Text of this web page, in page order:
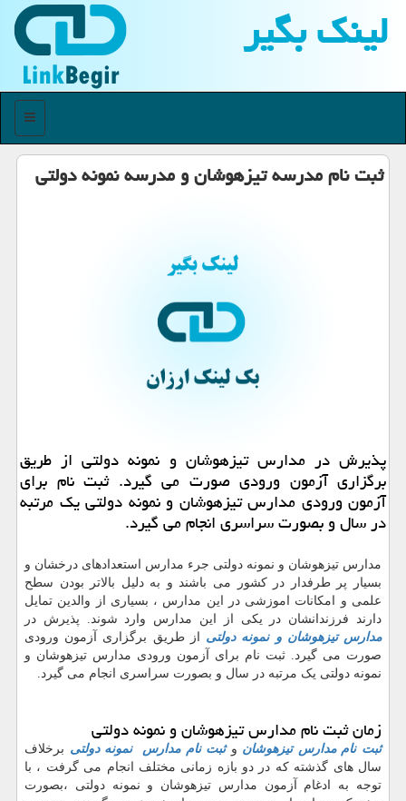
لینك بگیر
منو
ثبت نام مدرسه تیزهوشان و مدرسه نمونه دولتی
پذیرش در مدارس تیزهوشان و نمونه دولتی از طریق
برگزاری آزمون ورودی صورت می گیرد. ثبت نام برای
آزمون ورودی مدارس تیزهوشان و نمونه دولتی یك مرتبه
در سال و بصورت سراسری انجام می گیرد.
مدارس تیزهوشان و نمونه دولتی جرء مدارس استعدادهای درخشان و
بسیار پر طرفدار در کشور می باشند و به دلیل بالاتر بودن سطح
علمی و امکانات اموزشی در این مدارس ، بسیاری از والدین تمایل
دارند فرزندانشان در یکی از این مدارس وارد شوند. پذیرش در
مدارس تیزهوشان و نمونه دولتی از طریق برگزاری آزمون ورودی
صورت می گیرد. ثبت نام برای آزمون ورودی مدارس تیزهوشان و
نمونه دولتی یک مرتبه در سال و بصورت سراسری انجام می گیرد.
زمان ثبت نام مدارس تیزهوشان و نمونه دولتی
ثبت نام مدارس تیزهوشان وثبت نام مدارس نمونه دولتی برخلاف
سال های گذشته که در دو بازه زمانی مختلف انجام می گرفت ، با
توجه به ادغام آزمون مدارس تیزهوشان و نمونه دولتی ،بصورت